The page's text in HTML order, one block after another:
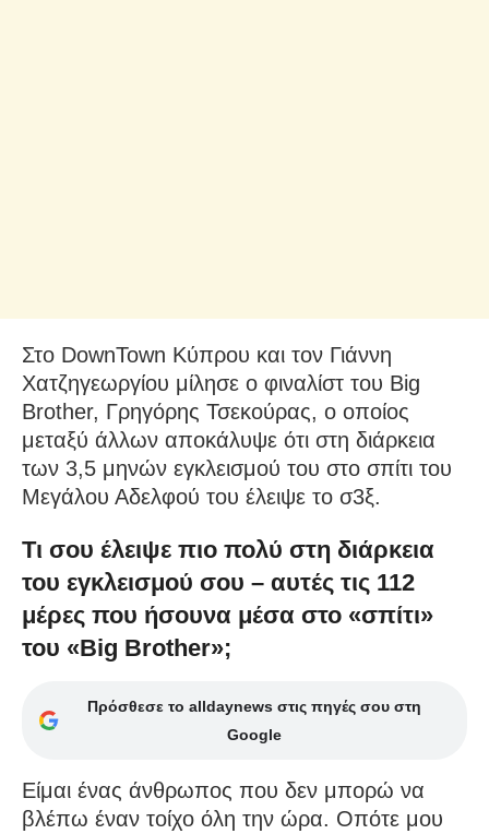
Στο DownTown Κύπρου και τον Γιάννη
Χατζηγεωργίου μίλησε ο φιναλίστ του Big
Brother, Γρηγόρης Τσεκούρας, o οποίος
μεταξύ άλλων αποκάλυψε ότι στη διάρκεια
των 3,5 μηνών εγκλεισμού του στο σπίτι του
Μεγάλου Αδελφού του έλειψε το σ3ξ.
Τι σου έλειψε πιο πολύ στη διάρκεια
του εγκλεισμού σου – αυτές τις 112
μέρες που ήσουνα μέσα στο «σπίτι»
του «Big Brother»;
Πρόσθεσε το alldaynews στις πηγές σου στη
Google
Είμαι ένας άνθρωπος που δεν μπορώ να
βλέπω έναν τοίχο όλη την ώρα. Οπότε μου